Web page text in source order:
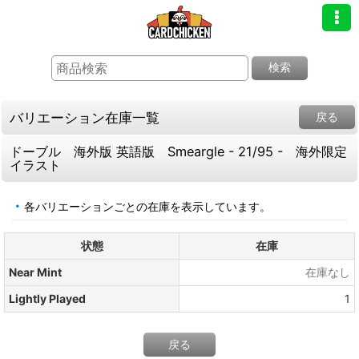
検索
バリエーション在庫一覧 戻る
ドーブル 海外版 英語版 Smeargle - 21/95 - 海外限定
イラスト
各バリエーションごとの在庫を表示しています。
状態
在庫
Near Mint
在庫なし
Lightly Played
1
戻る